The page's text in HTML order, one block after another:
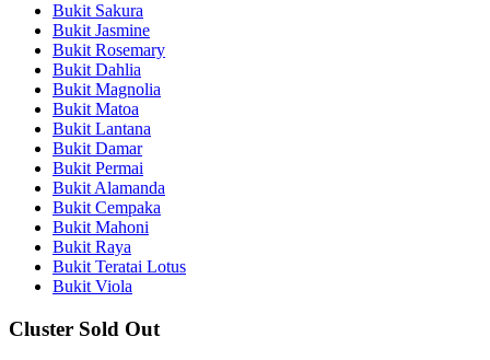
Bukit Sakura
Bukit Jasmine
Bukit Rosemary
Bukit Dahlia
Bukit Magnolia
Bukit Matoa
Bukit Lantana
Bukit Damar
Bukit Permai
Bukit Alamanda
Bukit Cempaka
Bukit Mahoni
Bukit Raya
Bukit Teratai Lotus
Bukit Viola
Cluster Sold Out